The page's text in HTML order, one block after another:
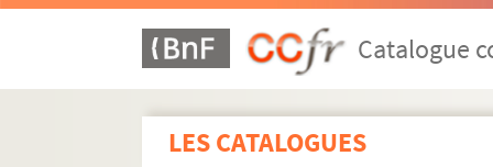
Catalogue
LES CATALOGUES